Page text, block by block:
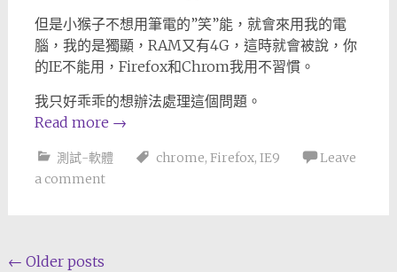
但是小猴子不想用筆電的”笑”能，就會來用我的電
腦，我的是獨顯，RAM又有4G，這時就會被說，你
的IE不能用，Firefox和Chrom我用不習慣。
我只好乖乖的想辦法處理這個問題。
Read more →
測試-軟體 chrome, Firefox, IE9
Leave
a comment
Posts
← Older posts